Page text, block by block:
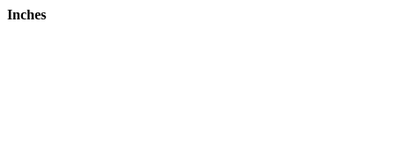
Inches